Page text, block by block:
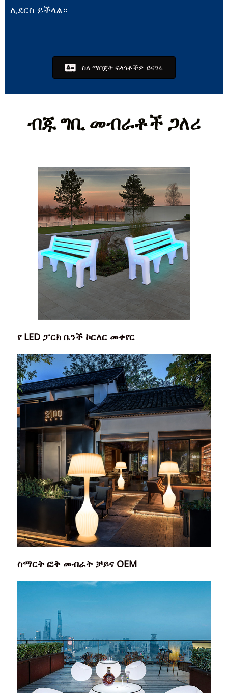
ሊደርስ ይችላል።
ስለ ማበጀት ፍላጎቶችዎ ይናገሩ
ብጁ ግቢ መብራቶች ጋለሪ
የ LED ፓርክ ቤንች ኮርለር መቀየር
ስማርት ፎቅ መብራት ቻይና OEM